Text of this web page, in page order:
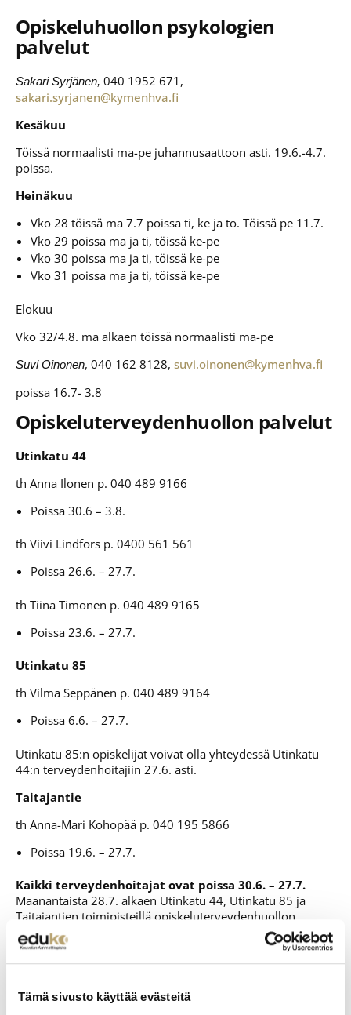
Tämä sivusto käyttää evästeitä
Opiskeluhuollon psykologien
palvelut
Sakari Syrjänen, 040 1952 671,
sakari.syrjanen@kymenhva.fi
Kesäkuu
Töissä normaalisti ma-pe juhannusaattoon asti. 19.6.-4.7.
poissa.
Heinäkuu
Vko 28 töissä ma 7.7 poissa ti, ke ja to. Töissä pe 11.7.
Vko 29 poissa ma ja ti, töissä ke-pe
Vko 30 poissa ma ja ti, töissä ke-pe
Vko 31 poissa ma ja ti, töissä ke-pe
Elokuu
Vko 32/4.8. ma alkaen töissä normaalisti ma-pe
Suvi Oinonen, 040 162 8128, suvi.oinonen@kymenhva.fi
poissa 16.7- 3.8
Opiskeluterveydenhuollon palvelut
Utinkatu 44
th Anna Ilonen p. 040 489 9166
Poissa 30.6 – 3.8.
th Viivi Lindfors p. 0400 561 561
Poissa 26.6. – 27.7.
th Tiina Timonen p. 040 489 9165
Poissa 23.6. – 27.7.
Utinkatu 85
th Vilma Seppänen p. 040 489 9164
Poissa 6.6. – 27.7.
Utinkatu 85:n opiskelijat voivat olla yhteydessä Utinkatu
44:n terveydenhoitajiin 27.6. asti.
Taitajantie
th Anna-Mari Kohopää p. 040 195 5866
Poissa 19.6. – 27.7.
Kaikki terveydenhoitajat ovat poissa 30.6. – 27.7.
Maanantaista 28.7. alkaen Utinkatu 44, Utinkatu 85 ja
Taitajantien toimipisteillä opiskeluterveydenhuollon
palvelut kuten avovastaanotto toimivat normaalisti.
Terveydenhoitajien poissaolon aikana ole tarvittaessa
yhteydessä:
ehkäisyasioissa ehkäisyneuvolaan
https://kymenhva.fi/lapset-nuoret-ja-